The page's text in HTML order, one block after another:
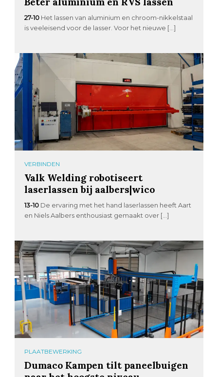
27-10 Het lassen van aluminium en chroom-nikkelstaal
is veeleisend voor de lasser. Voor het nieuwe […]
VERBINDEN
Valk Welding robotiseert
laserlassen bij aalbers|wico
13-10 De ervaring met het hand laserlassen heeft Aart
en Niels Aalbers enthousiast gemaakt over […]
PLAATBEWERKING
Dumaco Kampen tilt paneelbuigen